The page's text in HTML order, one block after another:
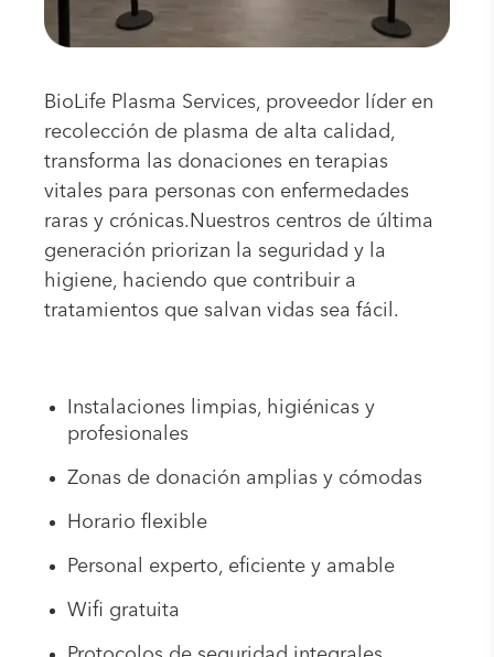
BioLife Plasma Services, proveedor líder en
recolección de plasma de alta calidad,
transforma las donaciones en terapias
vitales para personas con enfermedades
raras y crónicas.Nuestros centros de última
generación priorizan la seguridad y la
higiene, haciendo que contribuir a
tratamientos que salvan vidas sea fácil.
Instalaciones limpias, higiénicas y
profesionales
Zonas de donación amplias y cómodas
Horario flexible
Personal experto, eficiente y amable
Wifi gratuita